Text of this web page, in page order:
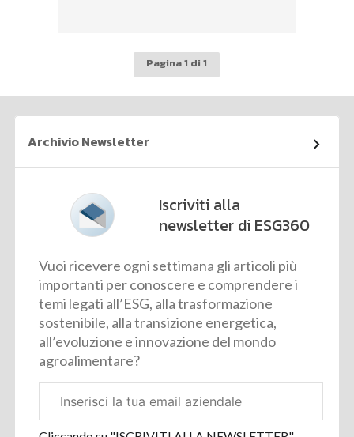
Pagina 1 di 1
Archivio Newsletter
Iscriviti alla
newsletter di ESG360
Vuoi ricevere ogni settimana gli articoli più
importanti per conoscere e comprendere i
temi legati all’ESG, alla trasformazione
sostenibile, alla transizione energetica,
all’evoluzione e innovazione del mondo
agroalimentare?
aziendale